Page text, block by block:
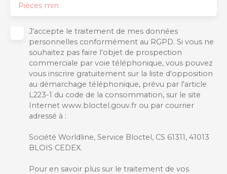
Pièces min
J'accepte le traitement de mes données
personnelles conformément au RGPD. Si vous ne
souhaitez pas faire l'objet de prospection
commerciale par voie téléphonique, vous pouvez
vous inscrire gratuitement sur la liste d'opposition
au démarchage téléphonique, prévu par l'article
L223-1 du code de la consommation, sur le site
Internet www.bloctel.gouv.fr ou par courrier
adressé à :
Société Worldline, Service Bloctel, CS 61311, 41013
BLOIS CEDEX.
Pour en savoir plus sur le traitement de vos